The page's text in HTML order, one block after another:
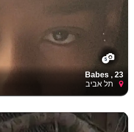
5
Babes , 23
תל אביב